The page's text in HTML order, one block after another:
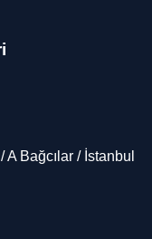
Bağcılar / İstanbul